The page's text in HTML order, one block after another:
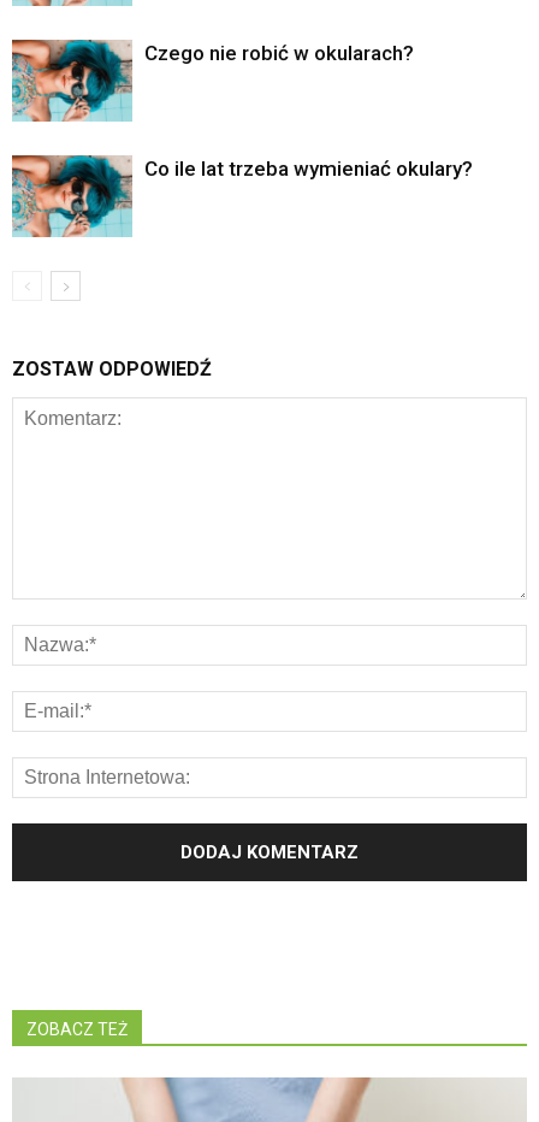
Czego nie robić w okularach?
Co ile lat trzeba wymieniać okulary?
ZOSTAW ODPOWIEDŹ
ZOBACZ TEŻ